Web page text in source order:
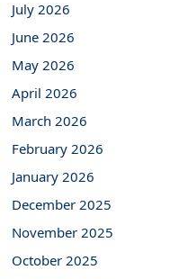
July 2026
June 2026
May 2026
April 2026
March 2026
February 2026
January 2026
December 2025
November 2025
October 2025